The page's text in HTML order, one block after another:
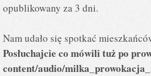
opublikowany za 3 dni.
Nam udało się spotkać
Posłuchajcie co mówili tuż po p
content/audio/